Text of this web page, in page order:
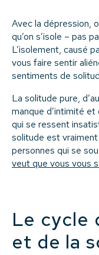
Avec la dépression,
qu’on s’isole – pas
L’isolement, causé
vous faire sentir
sentiments de
La solitude pure,
manque d’intimité
qui se ressent
solitude est
personnes qui se
veut que vous vous
Le cycle
et de la